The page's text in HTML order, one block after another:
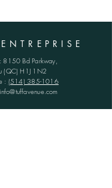
8150 Bd Parkway,
(QC)H1J 1N2
: (514) 385-1016
info@tuffavenue.com